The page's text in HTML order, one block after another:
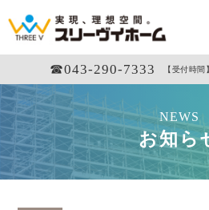
☎︎043-290-7333 【受付時
NEWS
お知ら